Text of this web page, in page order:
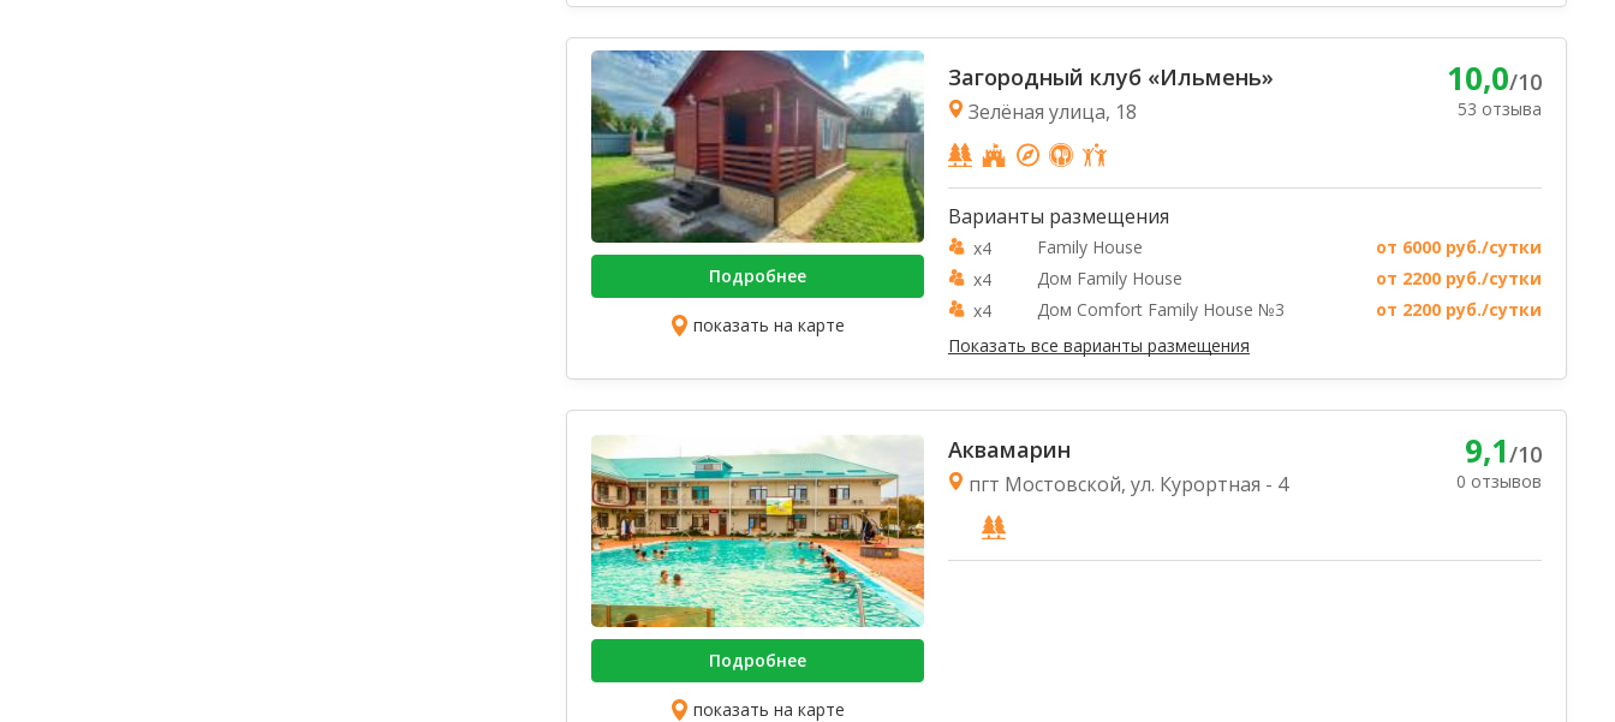
Подробнее
показать на карте
Загородный клуб «Ильмень»
Зелёная улица, 18
10,0/10
53 отзыва
Варианты размещения
x4 Family House
от 6000 руб./сутки
x4
Дом Family House
от 2200 руб./сутки
x4
Дом Comfort Family House №3
от 2200 руб./сутки
Показать все варианты размещения
Подробнее
показать на карте
Аквамарин
пгт Мостовской, ул. Курортная - 4
9,1/10
0 отзывов